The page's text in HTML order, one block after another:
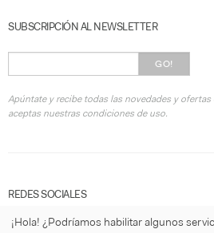
SUBSCRIPCIÓN AL NEWSLETTER
GO!
Apúntate y recibe todas las novedades y
aceptas nuestras condiciones de uso.
REDES SOCIALES
¡Hola! ¿Podríamos habilitar algunos